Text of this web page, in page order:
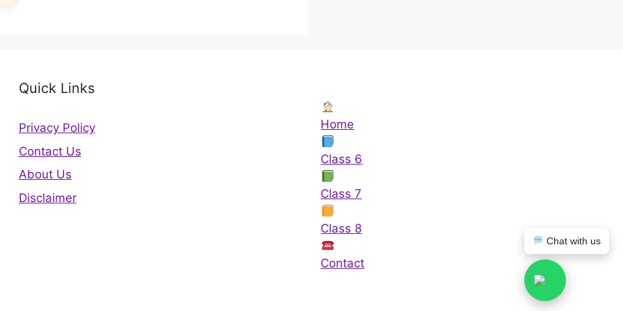
Chat with us
Quick Links
Privacy Policy
Contact Us
About Us
Disclaimer
Home
Class 6
Class 7
Class 8
Contact